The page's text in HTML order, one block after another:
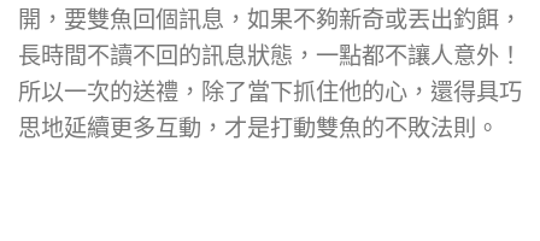
開，要雙魚回個訊息，如果不夠新奇或丟出釣餌，
長時間不讀不回的訊息狀態，一點都不讓人意外！
所以一次的送禮，除了當下抓住他的心，還得具巧
思地延續更多互動，才是打動雙魚的不敗法則。